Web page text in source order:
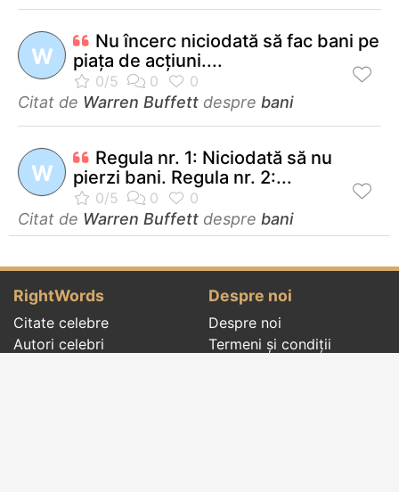
W
Nu încerc niciodată să fac bani pe
piaţa de acţiuni....
Citat de Warren Buffett despre bani
W
Regula nr. 1: Niciodată să nu
pierzi bani. Regula nr. 2:...
Citat de Warren Buffett despre bani
RightWords
Citate celebre
Autori celebri
Despre noi
Despre noi
Termeni și condiții